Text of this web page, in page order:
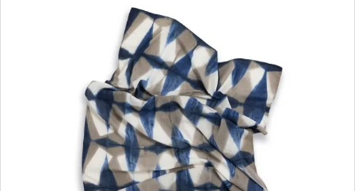
person 新規会員登録
インフォメーション